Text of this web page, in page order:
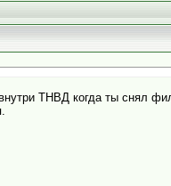
ТНВД когда ты снял